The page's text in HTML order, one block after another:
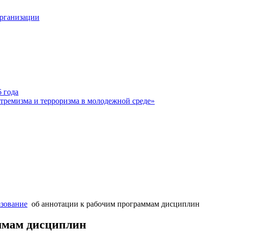
года
и терроризма в молодежной среде»
об аннотации к рабочим программам дисциплин
дисциплин